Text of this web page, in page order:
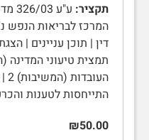
תקציר:
המרכז לבריאות הנפש
התייחסות לטענות
₪50.00